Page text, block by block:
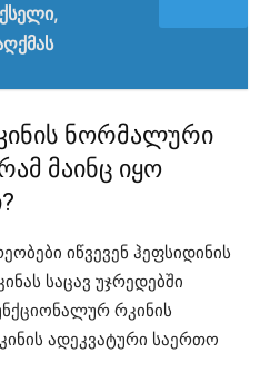
ნორმალური
მაინც იყო
იწვევენ ჰეფსიდინის
საცავ უჯრედებში
რკინის
ადეკვატური საერთო